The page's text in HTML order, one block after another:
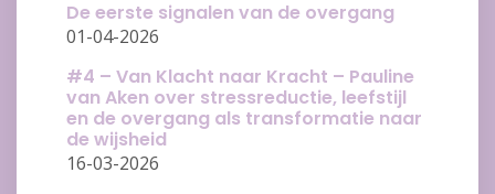
De eerste signalen van de overgang
01-04-2026
#4 – Van Klacht naar Kracht – Pauline
van Aken over stressreductie, leefstijl
en de overgang als transformatie naar
de wijsheid
16-03-2026